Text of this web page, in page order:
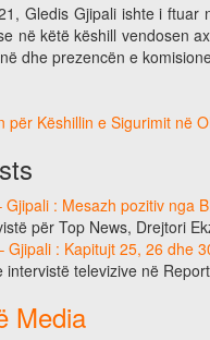
Gledis Gjipali ishte i
në këtë këshill vendosen
dhe prezencën e
për Këshillin e Sigurimit në
Gjipali : Mesazh pozitiv nga
për Top News, Drejtori
Gjipali : Kapitujt 25, 26 dhe
intervistë televizive në
Media